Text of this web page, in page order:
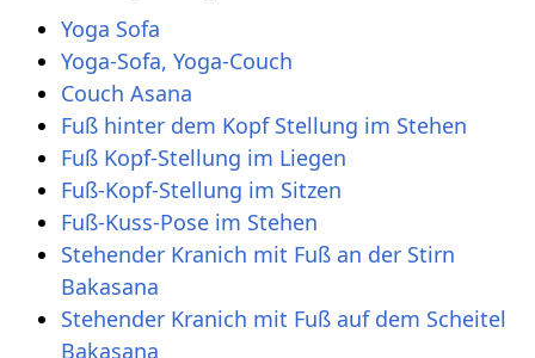
Yoga Sofa
Yoga-Sofa, Yoga-Couch
Couch Asana
Fuß hinter dem Kopf Stellung im Stehen
Fuß Kopf-Stellung im Liegen
Fuß-Kopf-Stellung im Sitzen
Fuß-Kuss-Pose im Stehen
Stehender Kranich mit Fuß an der Stirn
Bakasana
Stehender Kranich mit Fuß auf dem Scheitel
Bakasana